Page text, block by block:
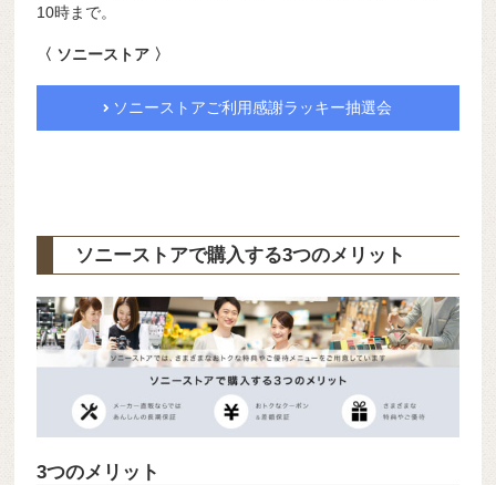
10時まで。
〈 ソニーストア 〉
ソニーストアご利用感謝ラッキー抽選会
ソニーストアで購入する3つのメリット
3つのメリット